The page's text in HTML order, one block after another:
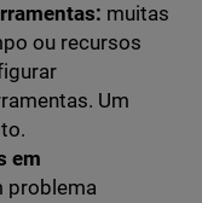
muitas
ou recursos
Um
em
problema